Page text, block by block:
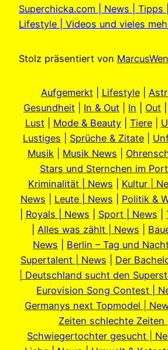
Superchicka.com | News | Tipps |
Lifestyle | Videos und vieles
Stolz präsentiert von
Aufgemerkt| Lifestyle|
Gesundheit
In & Out In Out
Lust| Mode & Beauty| Tiere|
Lustiges
Sprüche & Zitate
Musik
Musik News
Stars und Sternchen im
Kriminalität | News
Kultur |
News
Leute | News
Politik &
Royals | News Sport | News
Alles was zählt | News
News
Berlin – Tag und
Supertalent | News
Der
| Deutschland sucht den
Eurovision Song Contest |
Germanys next Topmodel |
Zeiten schlechte Zeiten
Schwiegertochter gesucht |